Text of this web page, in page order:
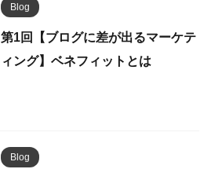
Blog
第1回【ブログに差が出るマーケテ
ィング】ベネフィットとは
Blog